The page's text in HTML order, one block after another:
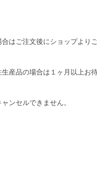
はご注文後にショップよりご
産品の場合は１ヶ月以上お
ンセルできません。